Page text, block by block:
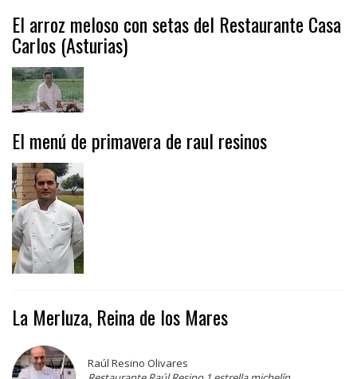
El arroz meloso con setas del Restaurante Casa
Carlos (Asturias)
El menú de primavera de raul resinos
La Merluza, Reina de los Mares
Raúl Resino Olivares